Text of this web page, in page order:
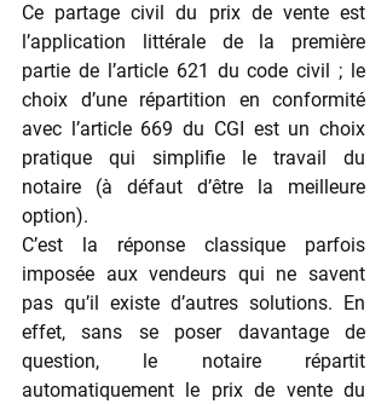
Ce partage civil du prix de vente est
l’application littérale de la première
partie de l’article 621 du code civil ; le
choix d’une répartition en conformité
avec l’article 669 du CGI est un choix
pratique qui simplifie le travail du
notaire (à défaut d’être la meilleure
option).
C’est la réponse classique parfois
imposée aux vendeurs qui ne savent
pas qu’il existe d’autres solutions. En
effet, sans se poser davantage de
question, le notaire répartit
automatiquement le prix de vente du